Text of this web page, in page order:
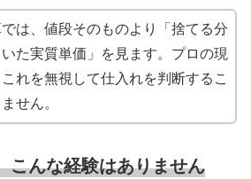
は、値段そのものより「捨てる分
た実質単価」を見ます。プロの現
れを無視して仕入れを判断するこ
せん。
こんな経験はありません